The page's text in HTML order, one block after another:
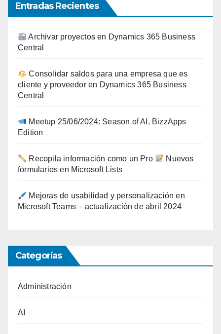
Entradas Recientes
Archivar proyectos en Dynamics 365 Business
Central
Consolidar saldos para una empresa que es
cliente y proveedor en Dynamics 365 Business
Central
Meetup 25/06/2024: Season of AI, BizzApps
Edition
Recopila información como un Pro
Nuevos
formularios en Microsoft Lists
Mejoras de usabilidad y personalización en
Microsoft Teams – actualización de abril 2024
Categorías
Administración
AI